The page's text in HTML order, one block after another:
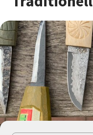
Sök kurser och
Om SV
Starta studiecirkel
Cirkelledare
Nyheter